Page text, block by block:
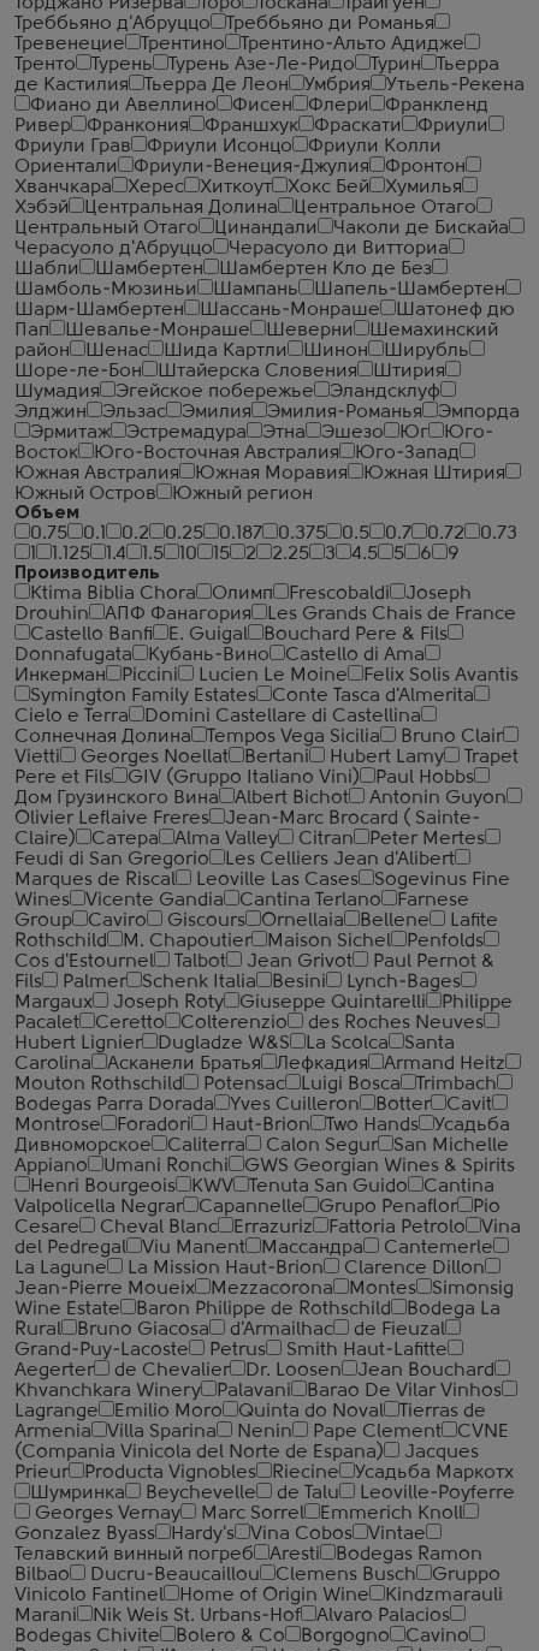
Треббьяно д'Абруццо
Треббьяно ди Романья
Тревенецие
Трентино
Трентино-Альто Адидже
Тренто
Турень Турень Азе-Ле-Ридо Турин
Тьерра
де Кастилия
Тьерра Де Леон Умбрия
Утьель-Рекена
Фиано ди Авеллино
Фисен Флери
Франкленд
Ривер
Франкония Франшхук Фраскати
Фриули
Фриули Грав
Фриули Исонцо
Фриули Колли
Ориентали
Фриули-Венеция-Джулия
Фронтон
Хванчкара
Херес Хиткоут Хокс Бей
Хумилья
Хэбэй
Центральная Долина
Центральное Отаго
Центральный Отаго
Цинандали
Чаколи де Бискайа
Черасуоло д'Абруццо
Черасуоло ди Витториа
Шабли
Шамбертен
Шамбертен Кло де Без
Шамболь-Мюзиньи
Шампань
Шапель-Шамбертен
Шарм-Шамбертен
Шассань-Монраше
Шатонеф дю
Пап
Шевалье-Монраше Шеверни
Шемахинский
район
Шенас Шида Картли Шинон
Ширубль
Шоре-ле-Бон
Штайерска Словения
Штирия
Шумадия
Эгейское побережье
Эландсклуф
Элджин
Эльзас Эмилия Эмилия-Романья
Эмпорда
Эрмитаж
Эстремадура Этна Эшезо Юг
Юго-
Восток
Юго-Восточная Австралия
Юго-Запад
Южная Австралия
Южная Моравия
Южная Штирия
Южный Остров
Южный регион
Объем
0.75
0.1 0.2 0.25 0.187 0.375 0.5 0.7 0.72
0.73
1.125 1.4 1.5 10 15 2 2.25 3 4.5 5 6
9
Производитель
Ktima Biblia Chora
Олимп Frescobaldi
Joseph
Drouhin
АПФ Фанагория
Les Grands Chais de France
Castello Banfi
E. Guigal
Bouchard Pere & Fils
Donnafugata
Кубань-Вино
Castello di Ama
Инкерман
Piccini Lucien Le Moine
Felix Solis Avantis
Symington Family Estates
Conte Tasca d'Almerita
Cielo e Terra
Domini Castellare di Castellina
Солнечная Долина
Tempos Vega Sicilia
Bruno Clair
Vietti
Georges Noellat Bertani Hubert Lamy
Trapet
Pere et Fils
GIV (Gruppo Italiano Vini)
Paul Hobbs
Дом Грузинского Вина
Albert Bichot
Antonin Guyon
Olivier Leflaive Freres
Jean-Marc Brocard ( Sainte-
Claire)
Сатера Alma Valley Citran
Peter Mertes
Feudi di San Gregorio
Les Celliers Jean d'Alibert
Marques de Riscal
Leoville Las Cases
Sogevinus Fine
Wines
Vicente Gandia Cantina Terlano
Farnese
Group
Caviro Giscours Ornellaia Bellene
Lafite
Rothschild
M. Chapoutier Maison Sichel
Penfolds
Cos d'Estournel
Talbot Jean Grivot
Paul Pernot &
Fils
Palmer Schenk Italia Besini
Lynch-Bages
Margaux
Joseph Roty Giuseppe Quintarelli
Philippe
Pacalet
Ceretto Colterenzio
des Roches Neuves
Hubert Lignier
Dugladze W&S La Scolca
Santa
Carolina
Асканели Братья Лефкадия
Armand Heitz
Mouton Rothschild
Potensac Luigi Bosca
Trimbach
Bodegas Parra Dorada
Yves Cuilleron Botter
Cavit
Montrose
Foradori Haut-Brion Two Hands
Усадьба
Дивноморское
Caliterra Calon Segur
San Michelle
Appiano
Umani Ronchi
GWS Georgian Wines & Spirits
Henri Bourgeois
KWV Tenuta San Guido
Cantina
Valpolicella Negrar
Capannelle Grupo Penaflor
Pio
Cesare
Cheval Blanc Errazuriz Fattoria Petrolo
Vina
del Pedregal
Viu Manent Массандра
Cantemerle
La Lagune
La Mission Haut-Brion
Clarence Dillon
Jean-Pierre Moueix
Mezzacorona Montes
Simonsig
Wine Estate
Baron Philippe de Rothschild
Bodega La
Rural
Bruno Giacosa d'Armailhac
de Fieuzal
Grand-Puy-Lacoste
Petrus
Smith Haut-Lafitte
Aegerter
de Chevalier Dr. Loosen
Jean Bouchard
Khvanchkara Winery
Palavani
Barao De Vilar Vinhos
Lagrange
Emilio Moro Quinta do Noval
Tierras de
Armenia
Villa Sparina Nenin Pape Clement
CVNE
(Compania Vinicola del Norte de Espana)
Jacques
Prieur
Producta Vignobles Riecine
Усадьба Маркотх
Шумринка
Beychevelle de Talu
Leoville-Poyferre
Georges Vernay
Marc Sorrel
Emmerich Knoll
Gonzalez Byass
Hardy's Vina Cobos
Vintae
Телавский винный погреб
Aresti
Bodegas Ramon
Bilbao
Ducru-Beaucaillou Clemens Busch
Gruppo
Vinicolo Fantinel
Home of Origin Wine
Kindzmarauli
Marani
Nik Weis St. Urbans-Hof
Alvaro Palacios
Bodegas Chivite
Bolero & Co Borgogno
Cavino